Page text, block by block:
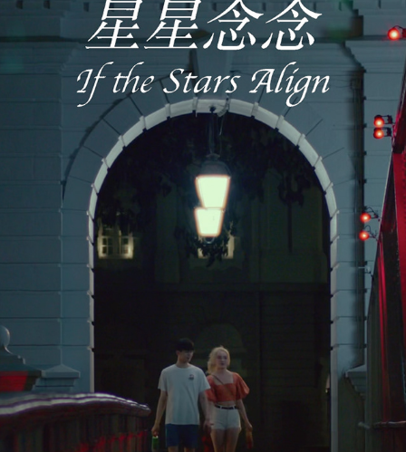
IF THE STARS ALIGN 《星星念念》
2023